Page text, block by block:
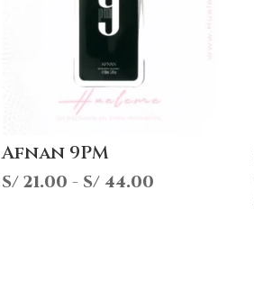
Afnan 9PM
S/21.00 - S/44.00Rango